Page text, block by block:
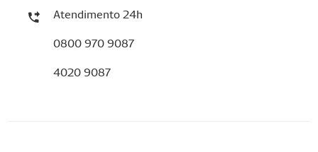
Atendimento 24h
0800 970 9087
4020 9087